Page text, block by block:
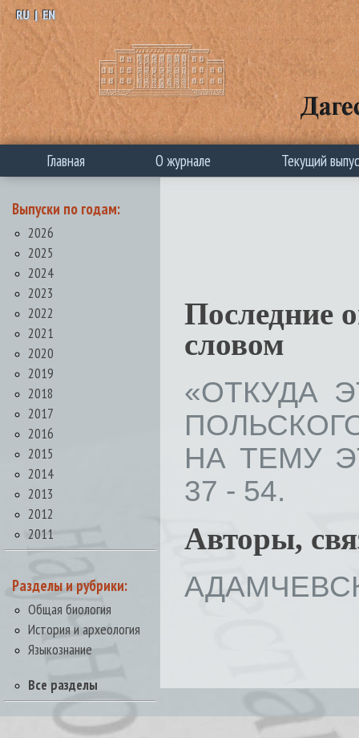
RU | EN
Главная О журнале Текущий
Выпуски по годам:
2026
2025
2024
2023
2022
2021
2020
2019
2018
2017
2016
2015
2014
2013
2012
2011
Разделы и рубрики:
Общая биология
История и археология
Языкознание
Все разделы
Последние
словом
«ОТКУДА
НА ТЕМУ
37 - 54.
Авторы,